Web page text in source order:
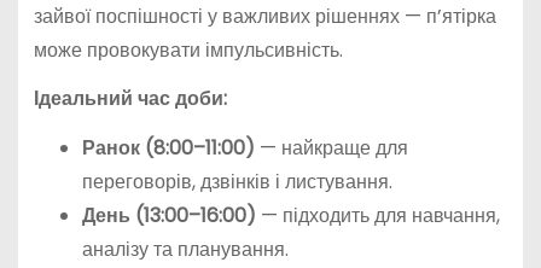
зайвої поспішності у важливих рішеннях — п’ятірка
може провокувати імпульсивність.
Ідеальний час доби:
Ранок (8:00–11:00) — найкраще для
переговорів, дзвінків і листування.
День (13:00–16:00) — підходить для навчання,
аналізу та планування.